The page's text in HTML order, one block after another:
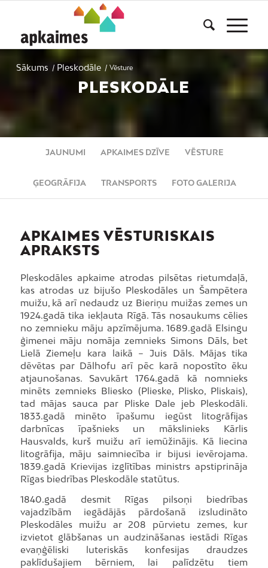
Sākums / Pleskodāle / Vēsture
PLESKODĀLE
JAUNUMI APKAIMES DZĪVE VĒSTURE
ĢEOGRĀFIJA TRANSPORTS FOTO GALERIJA
APKAIMES VĒSTURISKAIS
APRAKSTS
Pleskodāles apkaime atrodas pilsētas rietumdaļā,
kas atrodas uz bijušo Pleskodāles un Šampētera
muižu, kā arī nedaudz uz Bieriņu muižas zemes un
1924.gadā tika iekļauta Rīgā. Tās nosaukums cēlies
no zemnieku māju apzīmējuma. 1689.gadā Elsingu
ģimenei māju nomāja zemnieks Simons Dāls, bet
Lielā Ziemeļu kara laikā – Juis Dāls. Mājas tika
dēvētas par Dālhofu arī pēc karā nopostīto ēku
atjaunošanas. Savukārt 1764.gadā kā nomnieks
minēts zemnieks Bliesko (Plieske, Plisko, Pliskais),
tad mājas sauca par Pliske Dale jeb Pleskodāli.
1833.gadā minēto īpašumu iegūst litogrāfijas
darbnīcas īpašnieks un mākslinieks Kārlis
Hausvalds, kurš muižu arī iemūžinājis. Kā liecina
litogrāfija, māju saimniecība ir bijusi ievērojama.
1839.gadā Krievijas izglītības ministrs apstiprināja
Rīgas biedrības Pleskodāle statūtus.
1840.gadā desmit Rīgas pilsoņi biedrības
vajadzībām iegādājās pārdošanā izsludināto
Pleskodāles muižu ar 208 pūrvietu zemes, kur
izvietot glābšanas un audzināšanas iestādi Rīgas
evaņģēliski luteriskās konfesijas draudzes
paklīdušajiem bērniem, lai palīdzētu tiem